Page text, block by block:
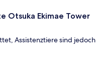
Otsuka Ekimae Tower
Assistenztiere sind jedoch